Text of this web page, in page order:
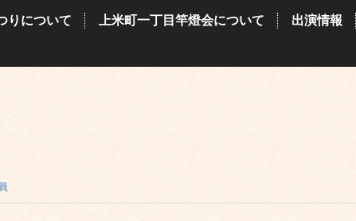
りについて 上米町一丁目竿燈会について 出演情報